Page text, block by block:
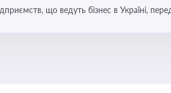
що ведуть бізнес в Україні,